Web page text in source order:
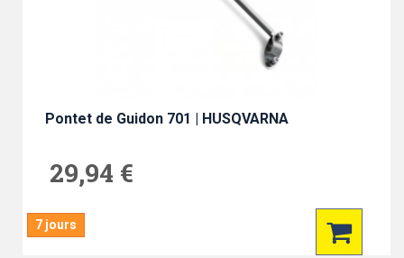
Pontet de Guidon 701 | HUSQVARNA
29,94 €
7 jours